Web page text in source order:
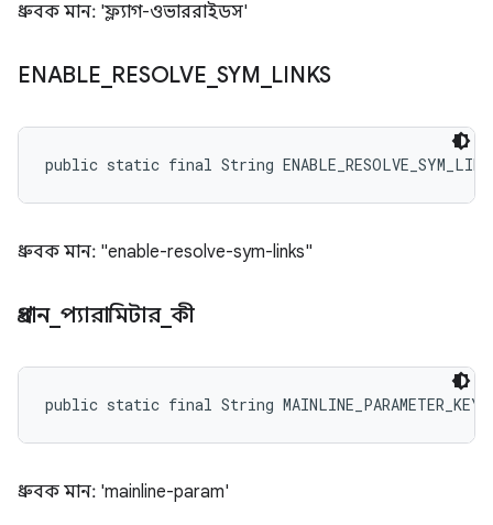
ধ্রুবক মান: 'ফ্ল্যাগ-ওভাররাইডস'
ENABLE RESOLVE _SYM LINKS
public static final String
ধ্রুবক মান: "enable-resolve-sym-links"
প্রধান_ প্যারামিটার_কী
public static final String MAINLINE_PARAMETER_KEY
ধ্রুবক মান: 'mainline-param'